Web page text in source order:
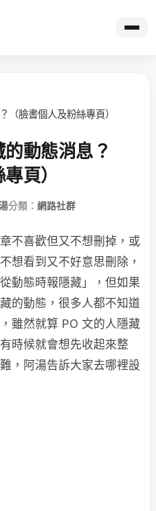
（臉書個人及粉絲專頁）
動態消息？
頁）
分類： 網路社群
不喜歡但又不想刪掉，或
想看到又不好意思刪除，
動態時報隱藏」，但如果
的動態，很多人都不知道
雖然就算 PO 文的人隱藏
時候就會想先收起來整
，阿湯告訴大家去哪裡設